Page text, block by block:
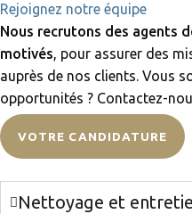
Rejoignez notre équipe
Nous recrutons des agents
motivés, pour assurer des
auprès de nos clients. Vous
opportunités ? Contactez-
VOTRE CANDIDATURE
Nettoyage et